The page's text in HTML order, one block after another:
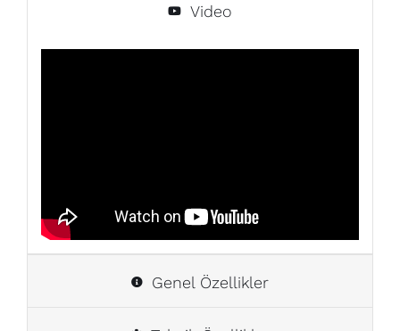
Video
Genel Özellikler